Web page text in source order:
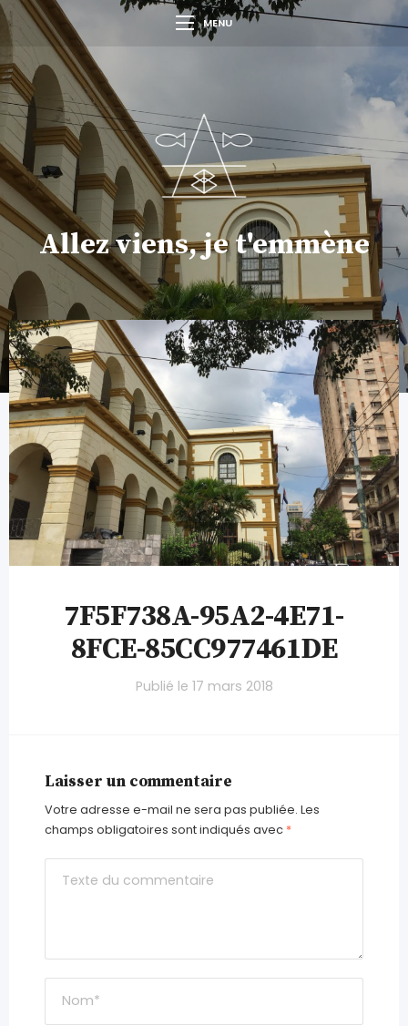
MENU
Allez viens, je t'emmène
7F5F738A-95A2-4E71-
8FCE-85CC977461DE
Publié le 17 mars 2018
Laisser un commentaire
Votre adresse e-mail ne sera pas publiée. Les
champs obligatoires sont indiqués avec *